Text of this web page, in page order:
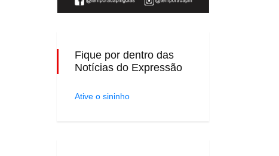
Fique por dentro das
Notícias do Expressão
Ative o sininho